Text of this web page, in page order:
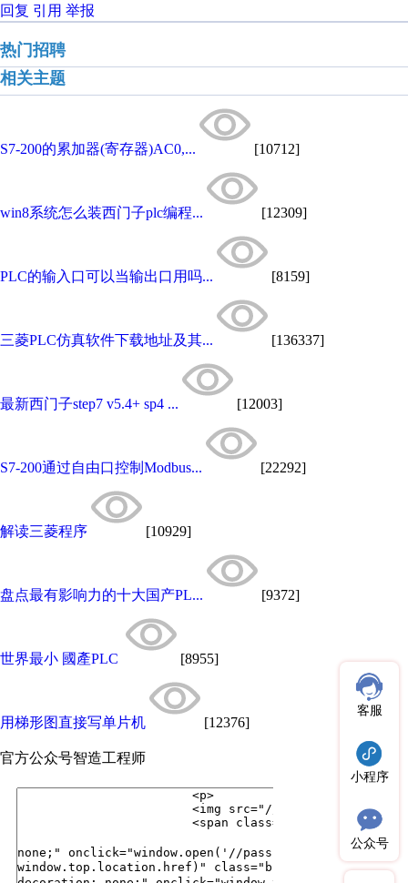
回复 引用 举报
热门招聘
相关主题
S7-200的累加器(寄存器)AC0,... [10712]
win8系统怎么装西门子plc编程... [12309]
PLC的输入口可以当输出口用吗... [8159]
三菱PLC仿真软件下载地址及其... [136337]
最新西门子step7 v5.4+ sp4 ... [12003]
S7-200通过自由口控制Modbus... [22292]
解读三菱程序 [10929]
盘点最有影响力的十大国产PL... [9372]
世界最小 國產PLC [8955]
用梯形图直接写单片机 [12376]
官方公众号智造工程师
客服
小程序
公众号